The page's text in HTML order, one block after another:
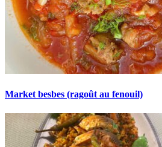
Market besbes (ragoût au fenouil)